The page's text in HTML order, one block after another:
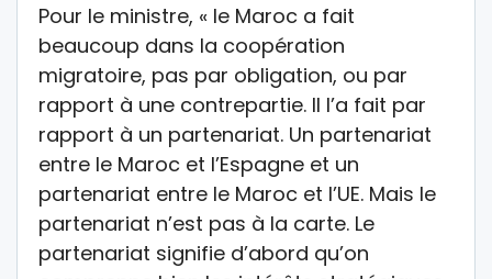
Pour le ministre, « le Maroc a fait
beaucoup dans la coopération
migratoire, pas par obligation, ou par
rapport à une contrepartie. Il l’a fait par
rapport à un partenariat. Un partenariat
entre le Maroc et l’Espagne et un
partenariat entre le Maroc et l’UE. Mais le
partenariat n’est pas à la carte. Le
partenariat signifie d’abord qu’on